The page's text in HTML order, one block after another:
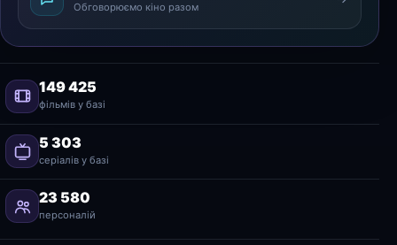
Обговорюємо кіно разом
149 425
фільмів у базі
5 303
серіалів у базі
23 580
персоналій